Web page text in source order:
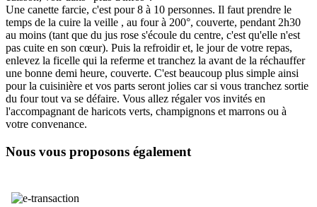
Une canette farcie, c'est pour 8 à 10 personnes. Il faut prendre le
temps de la cuire la veille , au four à 200°, couverte, pendant 2h30
au moins (tant que du jus rose s'écoule du centre, c'est qu'elle n'est
pas cuite en son cœur). Puis la refroidir et, le jour de votre repas,
enlevez la ficelle qui la referme et tranchez la avant de la réchauffer
une bonne demi heure, couverte. C'est beaucoup plus simple ainsi
pour la cuisinière et vos parts seront jolies car si vous tranchez sortie
du four tout va se défaire. Vous allez régaler vos invités en
l'accompagnant de haricots verts, champignons et marrons ou à
votre convenance.
Nous vous proposons également